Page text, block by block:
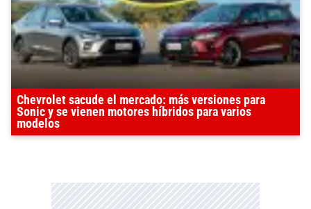
Chevrolet sacude el mercado: más versiones para
Sonic y se vienen motores híbridos para varios
modelos